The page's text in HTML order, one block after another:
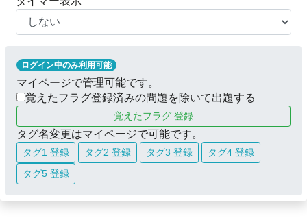
ログイン中のみ利用可能
マイページで管理可能です。
覚えたフラグ登録済みの問題を除いて出題する
覚えたフラグ 登録
タグ名変更はマイページで可能です。
タグ1 登録 タグ2 登録 タグ3 登録
タグ4 登録
タグ5 登録